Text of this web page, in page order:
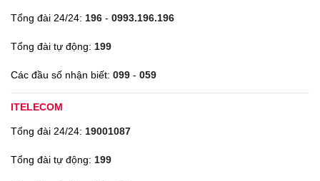
Tổng đài 24/24: 196 - 0993.196.196
Tổng đài tự động: 199
Các đầu số nhận biết: 099 - 059
ITELECOM
Tổng đài 24/24: 19001087
Tổng đài tự động: 199